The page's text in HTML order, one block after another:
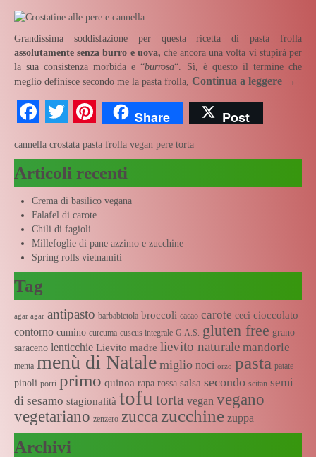
Grandissima soddisfazione per questa ricetta di pasta frolla
assolutamente senza burro e uova, che ancora una volta vi stupirà per
la sua consistenza morbida e “burrosa“. Sì, è questo il termine che
meglio definisce secondo me la pasta frolla, Continua a leggere →
Facebook
TwitterPinterest
Share Post
cannella crostata pasta frolla vegan pere torta
Articoli recenti
Crema di basilico vegana
Falafel di carote
Chili di fagioli
Millefoglie di pane azzimo e zucchine
Spring rolls vietnamiti
Tag
agar agar antipasto barbabietola broccoli cacao carote ceci cioccolato
contorno cumino curcuma cuscus integrale G.A.S. gluten free grano
saraceno lenticchie Lievito madre lievito naturale mandorle
menta menù di Natale miglio noci orzo pasta patate
pinoli porri primo quinoa rapa rossa salsa secondo seitan semi
di sesamo stagionalità tofu torta vegan vegano
vegetariano zenzero zucca zucchine zuppa
Archivi